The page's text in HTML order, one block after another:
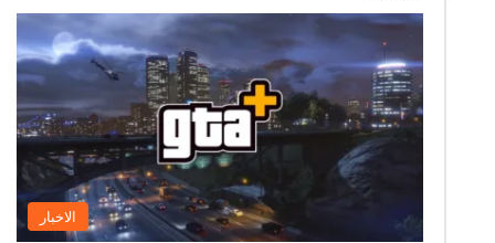
الاخبار